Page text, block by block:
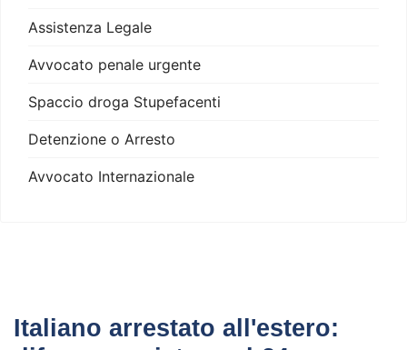
Assistenza Legale
Avvocato penale urgente
Spaccio droga Stupefacenti
Detenzione o Arresto
Avvocato Internazionale
Italiano arrestato all'estero: